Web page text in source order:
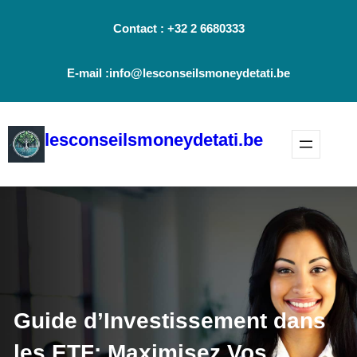
Contact : +32 2 6680333
E-mail :info@lesconseilsmoneydetati.be
lesconseilsmoneydetati.be
Guide d’Investissement dans